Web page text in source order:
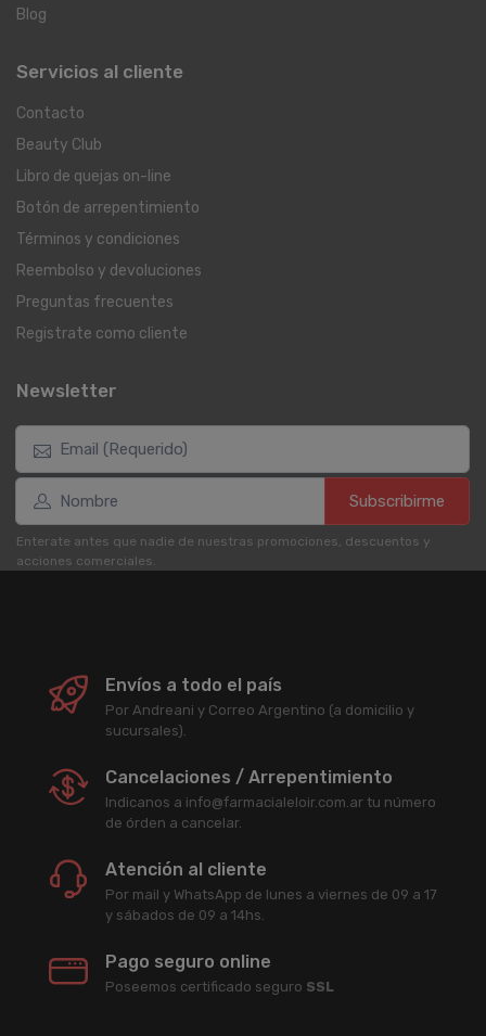
Blog
Servicios al cliente
Contacto
Beauty Club
Libro de quejas on-line
Botón de arrepentimiento
Términos y condiciones
Reembolso y devoluciones
Preguntas frecuentes
Registrate como cliente
Newsletter
Subscribirme
Enterate antes que nadie de nuestras promociones, descuentos y
acciones comerciales.
Envíos a todo el país
Por Andreani y Correo Argentino (a domicilio y
sucursales).
Cancelaciones / Arrepentimiento
Indicanos a info@farmacialeloir.com.ar tu número
de órden a cancelar.
Atención al cliente
Por mail y WhatsApp de lunes a viernes de 09 a 17
y sábados de 09 a 14hs.
Pago seguro online
Poseemos certificado seguro SSL